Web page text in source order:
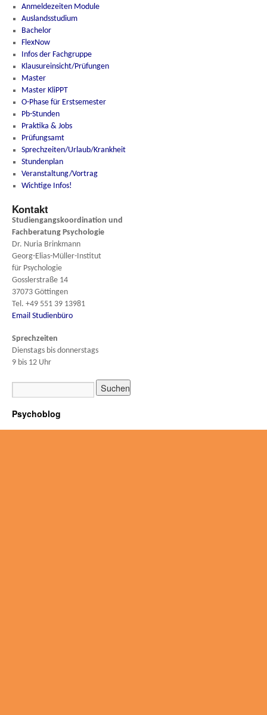
Anmeldezeiten Module
Auslandsstudium
Bachelor
FlexNow
Infos der Fachgruppe
Klausureinsicht/Prüfungen
Master
Master KliPPT
O-Phase für Erstsemester
Pb-Stunden
Praktika & Jobs
Prüfungsamt
Sprechzeiten/Urlaub/Krankheit
Stundenplan
Veranstaltung/Vortrag
Wichtige Infos!
Kontakt
Studiengangskoordination und
Fachberatung Psychologie
Dr. Nuria Brinkmann
Georg-Elias-Müller-Institut
für Psychologie
Gosslerstraße 14
37073 Göttingen
Tel. +49 551 39 13981
Email Studienbüro
Sprechzeiten
Dienstags bis donnerstags
9 bis 12 Uhr
Psychoblog